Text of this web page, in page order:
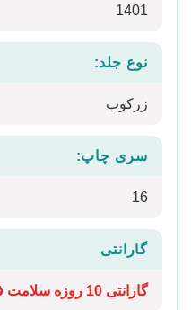
1401
نوع جلد:
زرکوب
سری چاپ:
16
گارانتی
گارانتی 10 روزه سلامت فیزیکی کتاب